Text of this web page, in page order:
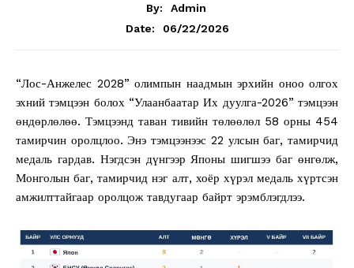
By:
Admin
Date:
06/22/2026
“Лос-Анжелес 2028” олимпын наадмын эрхийн оноо олгох
эхний тэмцээн болох “Улаанбаатар Их дуулга-2026” тэмцээн
өндөрлөлөө. Тэмцээнд таван тивийн төлөөлөл 58 орны 454
тамирчин оролцлоо. Энэ тэмцээнээс 22 улсын баг, тамирчид
медаль гардав. Нэгдсэн дүнгээр Японы шигшээ баг өнгөлж,
Монголын баг, тамирчид нэг алт, хоёр хүрэл медаль хүртсэн
амжилттайгаар оролцож тавдугаар байрт эрэмблэгдлээ.